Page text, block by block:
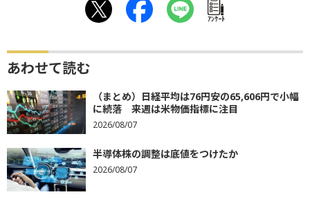
ｱﾝｹｰﾄ
あわせて読む
（まとめ）日経平均は76円安の65,606円で小幅
に続落 来週は米物価指標に注目
2026/08/07
半導体株の調整は底値をつけたか
2026/08/07